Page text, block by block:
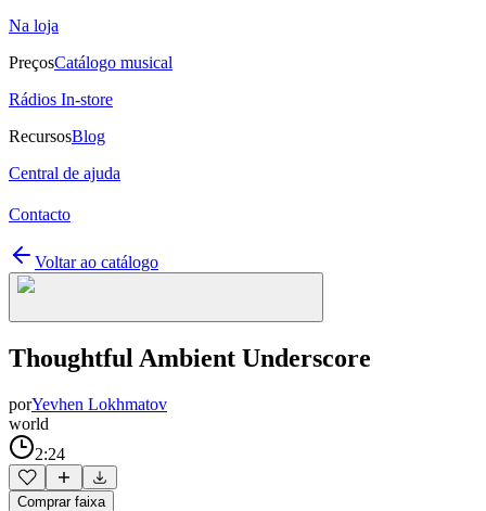
Na loja
PreçosCatálogo musical
Rádios In-store
RecursosBlog
Central de ajuda
Contacto
Voltar ao catálogo
Thoughtful Ambient Underscore
porYevhen Lokhmatov
world
2:24
Comprar faixa